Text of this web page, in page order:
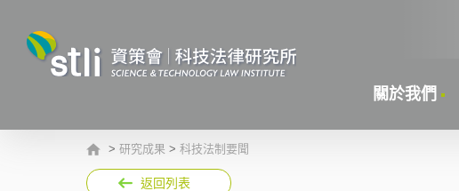
關於我們
> 研究成果 > 科技法制要聞
返回列表